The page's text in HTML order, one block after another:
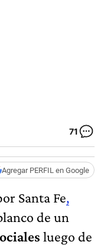
71
Agregar PERFIL en Google
Santa Fe,
de un
luego de